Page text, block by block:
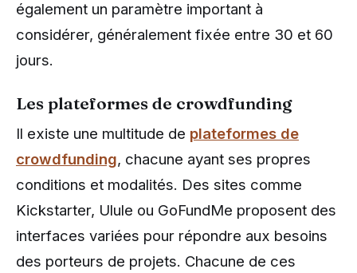
également un paramètre important à
considérer, généralement fixée entre 30 et 60
jours.
Les plateformes de crowdfunding
Il existe une multitude de plateformes de
crowdfunding, chacune ayant ses propres
conditions et modalités. Des sites comme
Kickstarter, Ulule ou GoFundMe proposent des
interfaces variées pour répondre aux besoins
des porteurs de projets. Chacune de ces